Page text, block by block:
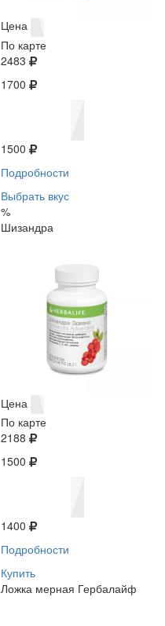
Цена
По карте
2483
1700
1500
Подробности
Выбрать вкус
%
Шизандра
Цена
По карте
2188
1500
1400
Подробности
Купить
Ложка мерная Гербалайф